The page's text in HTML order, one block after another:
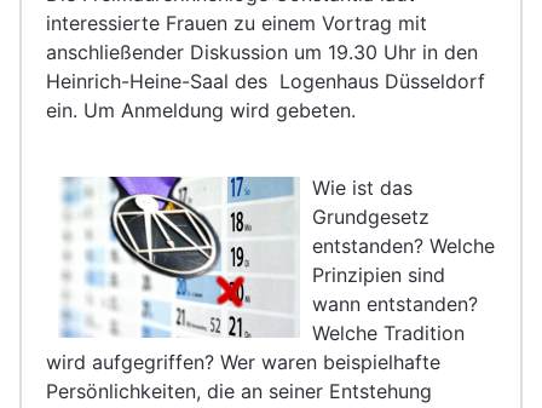
interessierte Frauen zu einem Vortrag mit
anschließender Diskussion um 19.30 Uhr in den
Heinrich-Heine-Saal des Logenhaus Düsseldorf
ein. Um Anmeldung wird gebeten.
Wie ist das
Grundgesetz
entstanden? Welche
Prinzipien sind
wann entstanden?
Welche Tradition
wird aufgegriffen? Wer waren beispielhafte
Persönlichkeiten, die an seiner Entstehung